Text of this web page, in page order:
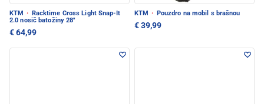
KTM · Racktime Cross Light Snap-It
2.0 nosič batožiny 28"
€ 64,99
KTM · Pouzdro na mobil s brašnou
€ 39,99